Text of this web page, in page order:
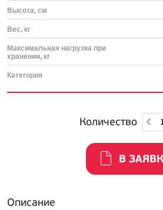
Высота, см
Вес, кг
Максимальная нагрузка при
хранении, кг
Категория
Количество
В
Описание